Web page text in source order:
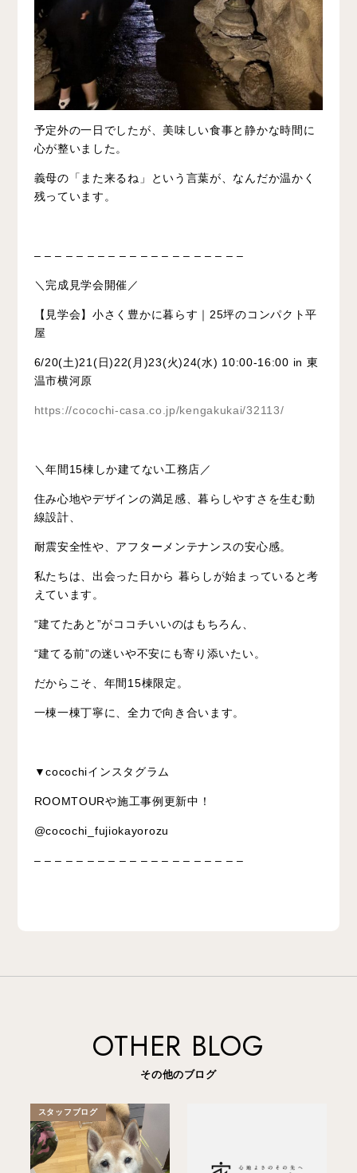
予定外の一日でしたが、美味しい食事と静かな時間に
心が整いました。
義母の「また来るね」という言葉が、なんだか温かく
残っています。
– – – – – – – – – – – – – – – – – – – –
＼完成見学会開催 ／
【見学会】小さく豊かに暮らす｜25坪のコンパクト平
屋
6/20(土)21(日)22(月)23(火)24(水) 10:00-16:00 in 東
温市横河原
https://cocochi-casa.co.jp/kengakukai/32113/
＼年間15棟しか建てない工務店／
住み心地やデザインの満足感、暮らしやすさを生む動
線設計、
耐震安全性や、アフターメンテナンスの安心感。
私たちは、出会った日から 暮らしが始まっていると考
えています。
“建てたあと”がココチいいのはもちろん、
“建てる前”の迷いや不安にも寄り添いたい。
だからこそ、年間15棟限定。
一棟一棟丁寧に、全力で向き合います。
▼cocochiインスタグラム
ROOMTOURや施工事例更新中！
@cocochi_fujiokayorozu
– – – – – – – – – – – – – – – – – – – –
OTHER BLOG
その他のブログ
スタッフブログ